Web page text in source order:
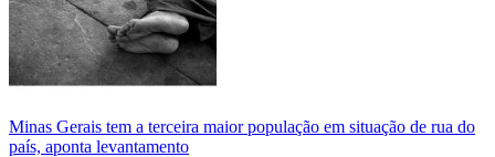
Minas Gerais tem a terceira maior população em situação de rua do
país, aponta levantamento